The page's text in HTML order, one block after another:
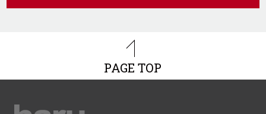
PAGE TOP